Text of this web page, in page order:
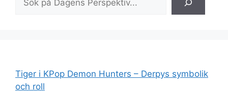
Tiger i KPop Demon Hunters – Derpys symbolik
och roll